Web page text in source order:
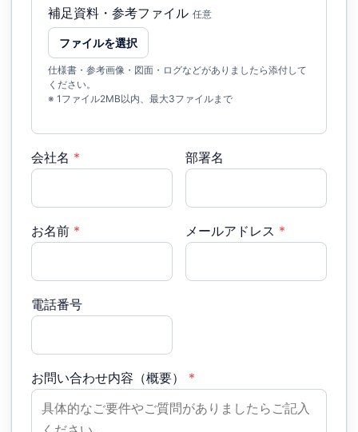
補足資料・参考ファイル 任意
ファイルを選択
仕様書・参考画像・図面・ログなどがありましたら添付して
ください。
※ 1ファイル2MB以内、最大3ファイルまで
会社名 * 部署名
お名前 * メールアドレス *
電話番号
お問い合わせ内容（概要） *